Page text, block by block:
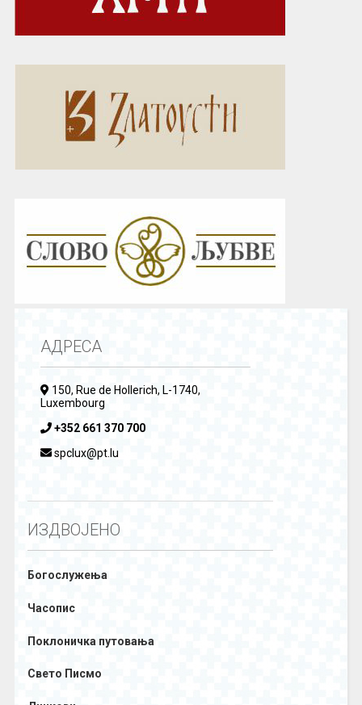
АДРЕСА
150, Rue de Hollerich, L-1740,
Luxembourg
+352 661 370 700
spclux@pt.lu
ИЗДВОЈЕНО
Богослужења
Часопис
Поклоничка путовања
Свето Писмо